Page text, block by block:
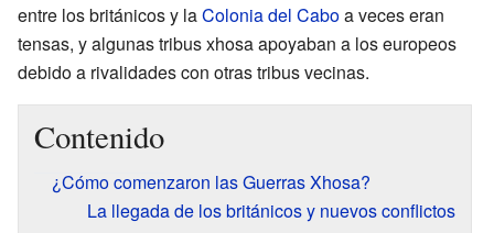
entre los británicos y laColonia del Caboa veces eran
tensas, y algunas tribus xhosa apoyaban a los europeos
debido a rivalidades con otras tribus vecinas.
Contenido
¿Cómo comenzaron las Guerras Xhosa?
La llegada de los británicos y nuevos conflictos